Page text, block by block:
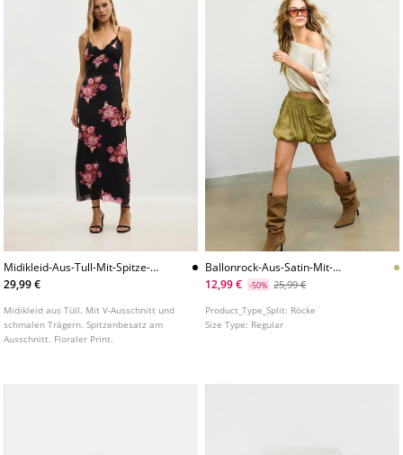
Midikleid-Aus-Tull-Mit-Spitze-
Und-Print
29,99 €
Midikleid aus Tüll. Mit V-Ausschnitt und
schmalen Trägern. Spitzenbesatz am
Ausschnitt. Floraler Print.
Ballonrock-Aus-Satin-Mit-
Taschen
12,99 € -50% 25,99 €
Product_Type_Split: Röcke
Size Type: Regular